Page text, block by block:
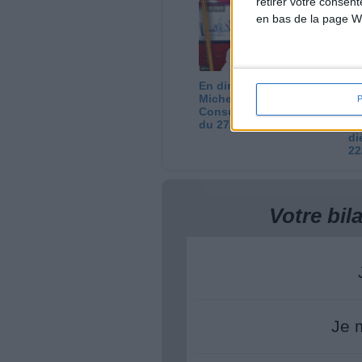
en bas de la page
05/08/2026
En direct avec Jean-
Michel Cohen |
Consultation privée
du 27/07/2026
Votre
Je